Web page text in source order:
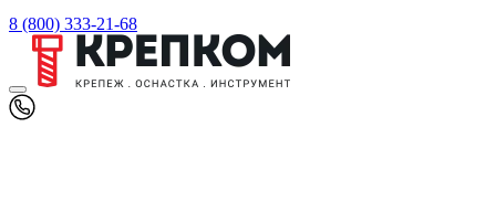
8 (800) 333-21-68